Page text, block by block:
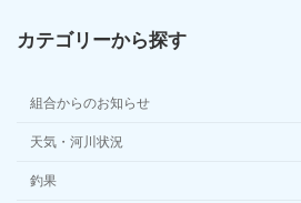
カテゴリーから探す
組合からのお知らせ
天気・河川状況
釣果